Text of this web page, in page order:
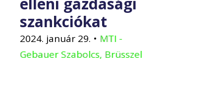
szankciókat
2024. január 29. • MTI -
Gebauer Szabolcs, Brüsszel